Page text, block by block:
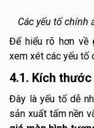
Các yếu tố chính
Để hiểu rõ hơn về
xem xét các yếu tố
4.1. Kích
Đây là yếu tố dễ
sản xuất tấm nền